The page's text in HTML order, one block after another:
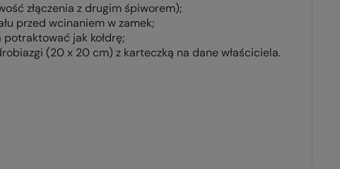
złączenia z drugim śpiworem);
przed wcinaniem w zamek;
jak kołdrę;
(20 x 20 cm) z karteczką na dane właściciela.